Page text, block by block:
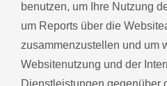
benutzen, um Ihre Nutzung
um Reports über die
zusammenzustellen und um
Websitenutzung und der
Dienstleistungen gegenüber